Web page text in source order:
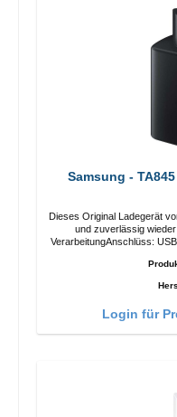
Samsung -
Dieses Original Ladegerät
und zuverlässig wieder auf. Original
VerarbeitungAnschlüss:
Login für